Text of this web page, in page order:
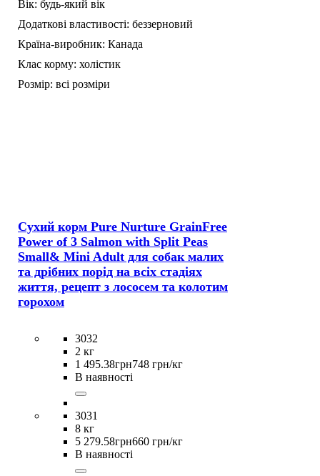
Вік: будь-який вік
Додаткові властивості: беззерновий
Країна-виробник: Канада
Клас корму: холістик
Розмір: всі розміри
Сухий корм Pure Nurture GrainFree
Power of 3 Salmon with Split Peas
Small& Mini Adult для собак малих
та дрібних порід на всіх стадіях
життя, рецепт з лососем та колотим
горохом
3032
2 кг
1 495.38грн748 грн/кг
В наявності
3031
8 кг
5 279.58грн660 грн/кг
В наявності